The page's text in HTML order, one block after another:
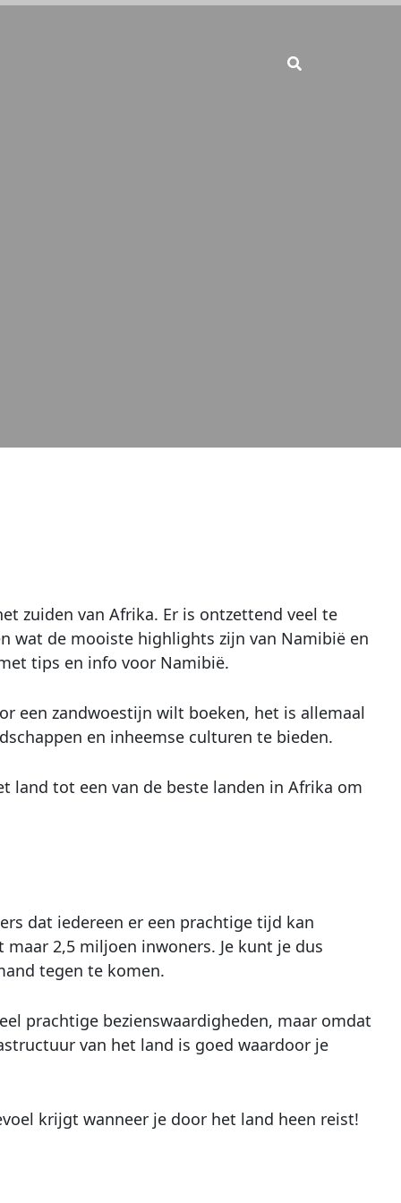
zuiden van Afrika. Er is ontzettend veel te
wat de mooiste highlights zijn van Namibië en
tips en info voor Namibië.
een zandwoestijn wilt boeken, het is allemaal
en inheemse culturen te bieden.
tot een van de beste landen in Afrika om
dat iedereen er een prachtige tijd kan
2,5 miljoen inwoners. Je kunt je dus
tegen te komen.
prachtige bezienswaardigheden, maar omdat
van het land is goed waardoor je
krijgt wanneer je door het land heen reist!